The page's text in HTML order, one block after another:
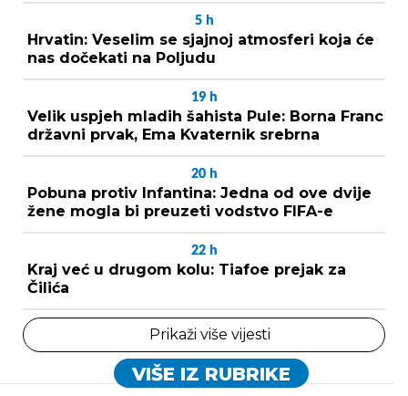
5 h
Hrvatin: Veselim se sjajnoj atmosferi koja će
nas dočekati na Poljudu
19 h
Velik uspjeh mladih šahista Pule: Borna Franc
državni prvak, Ema Kvaternik srebrna
20 h
Pobuna protiv Infantina: Jedna od ove dvije
žene mogla bi preuzeti vodstvo FIFA-e
22 h
Kraj već u drugom kolu: Tiafoe prejak za
Čilića
Prikaži više vijesti
VIŠE IZ RUBRIKE